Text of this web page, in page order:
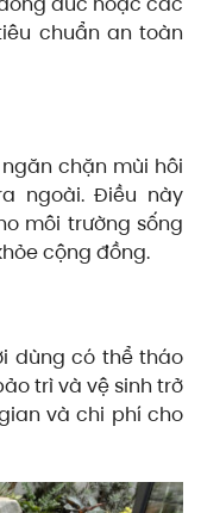
chuẩn an toàn
chặn mùi hôi
ngoài. Điều này
môi trường sống
cộng đồng.
dùng có thể tháo
trì và vệ sinh trở
và chi phí cho